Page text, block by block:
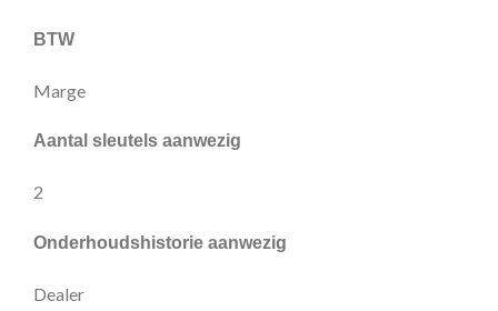
BTW
Marge
Aantal sleutels aanwezig
2
Onderhoudshistorie aanwezig
Dealer